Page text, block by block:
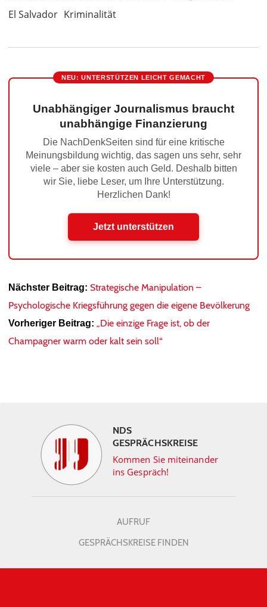
El Salvador Kriminalität
NEU: UNTERSTÜTZEN LEICHT GEMACHT
Unabhängiger Journalismus braucht
unabhängige Finanzierung
Die NachDenkSeiten sind für eine kritische
Meinungsbildung wichtig, das sagen uns sehr, sehr
viele – aber sie kosten auch Geld. Deshalb bitten
wir Sie, liebe Leser, um Ihre Unterstützung.
Herzlichen Dank!
Jetzt unterstützen
Nächster Beitrag: Strategische Manipulation –
Psychologische Kriegsführung gegen die eigene Bevölkerung
Vorheriger Beitrag: „Die einzige Frage ist, ob der
Champagner warm oder kalt sein soll“
NDS
GESPRÄCHSKREISE
Kommen Sie miteinander
ins Gespräch!
AUFRUF
GESPRÄCHSKREISE FINDEN